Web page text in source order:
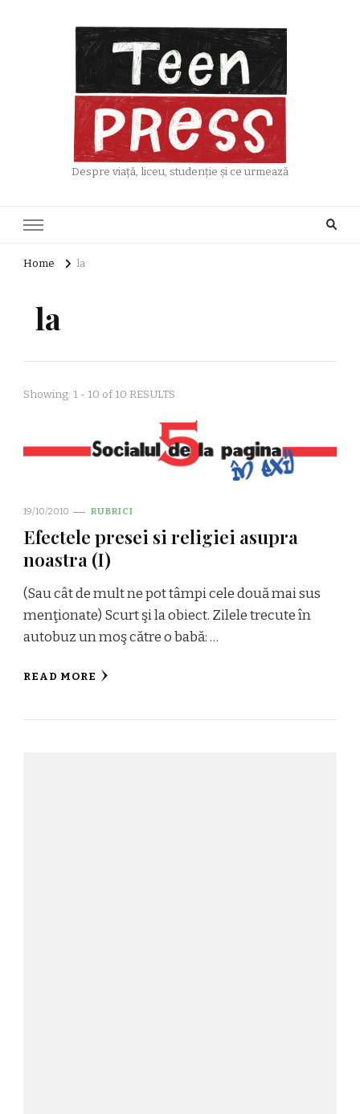
Despre viață, liceu, studenție și ce urmează
Home la
la
Showing: 1 - 10 of 10 RESULTS
19/10/2010 RUBRICI
Efectele presei si religiei asupra
noastra (I)
(Sau cât de mult ne pot tâmpi cele două mai sus
menţionate) Scurt şi la obiect. Zilele trecute în
autobuz un moş către o babă: …
READ MORE